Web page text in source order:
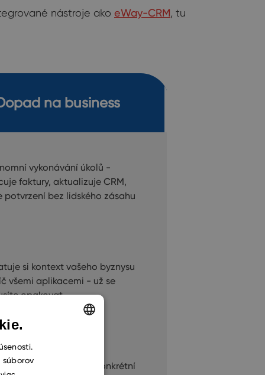
nástroje ako eWay-CRM, tu
na business
vykonávání úkolů -
faktury, aktualizuje CRM,
potvrzení bez lidského zásahu
si kontext vašeho byznysu
všemi aplikacemi - už se
opakovat
AI pracovníky pro konkrétní